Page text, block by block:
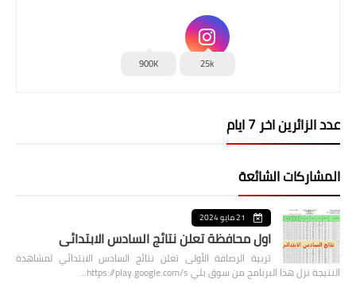
25k
900K
عدد الزائرين اخر 7 ايام
المشاركات الشائعة
21 مايو 2024
اول محافظة تعلن نتائج السادس الابتدائي
تربية الرصافة الأولى تعلن نتائج السادس الابتدائي لمشاهدة
النتيجة نزل هذا البرنامج من سوق بلي https://play.google.com/s…